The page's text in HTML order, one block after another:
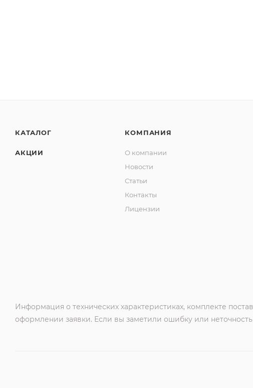
КАТАЛОГ
АКЦИИ
КОМПАНИЯ
О компании
Новости
Статьи
Контакты
Лицензии
Информация о технических характеристиках, комплекте
оформлении заявки. Если вы заметили ошибку или